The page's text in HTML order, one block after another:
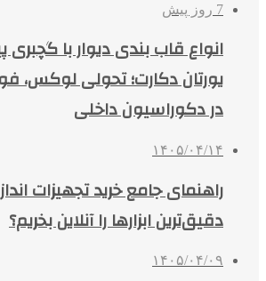
7 روز پیش
انواع قاب بندی دیوار با
یورتان دکارت؛ تحولی لوکس،
در دکوراسیون داخلی
۱۴۰۵/۰۴/۱۴
راهنمای جامع خرید تجهیزات
دقیق‌ترین ابزارها را آنلاین بخریم؟
۱۴۰۵/۰۴/۰۹